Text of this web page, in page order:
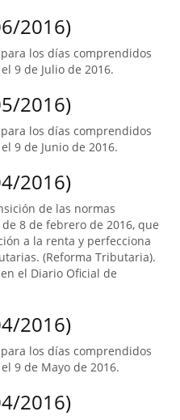
2016)
los días comprendidos
9 de Julio de 2016.
2016)
los días comprendidos
9 de Junio de 2016.
2016)
de las normas
8 de febrero de 2016, que
a la renta y perfecciona
(Reforma Tributaria).
el Diario Oficial de
2016)
los días comprendidos
9 de Mayo de 2016.
2016)